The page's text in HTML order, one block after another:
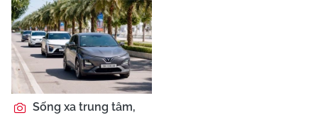
Sống xa trung tâm,